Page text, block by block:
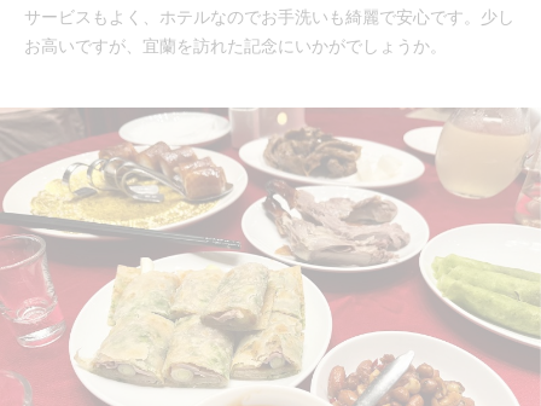
サービスもよく、ホテルなのでお手洗いも綺麗で安心です。少し
お高いですが、宜蘭を訪れた記念にいかがでしょうか。